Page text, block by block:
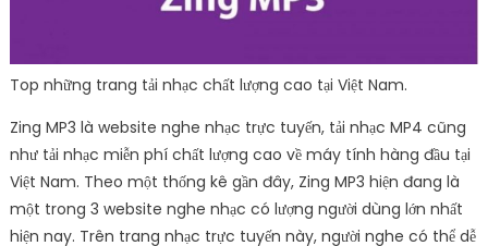
Top những trang tải nhạc chất lượng cao tại Việt Nam.
Zing MP3 là website nghe nhạc trực tuyến, tải nhạc MP4 cũng
như tải nhạc miễn phí chất lượng cao về máy tính hàng đầu tại
Việt Nam. Theo một thống kê gần đây, Zing MP3 hiện đang là
một trong 3 website nghe nhạc có lượng người dùng lớn nhất
hiện nay. Trên trang nhạc trực tuyến này, người nghe có thể dễ